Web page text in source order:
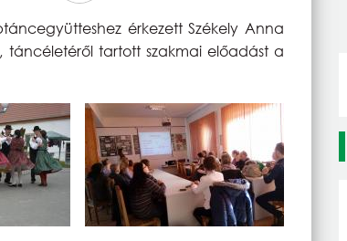
érkezett Székely Anna
tartott szakmai előadást a